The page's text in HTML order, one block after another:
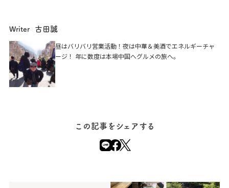
Writer 古田誠
昼はバリバリ営業活動！夜は中華＆美酒でエネルギーチャ
ージ！ 年に数度は本場中国へグルメの旅へ。
この記事をシェアする